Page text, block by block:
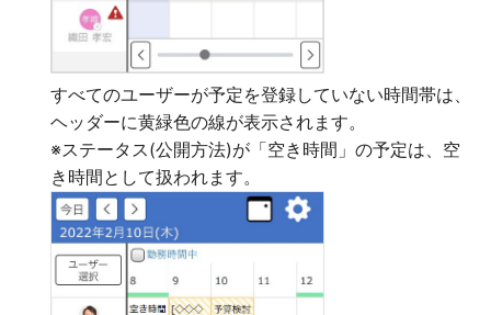
すべてのユーザーが予定を登録していない時間帯は、
ヘッダーに黄緑色の線が表示されます。
※ステータス(公開方法)が「空き時間」の予定は、空
き時間として扱われます。